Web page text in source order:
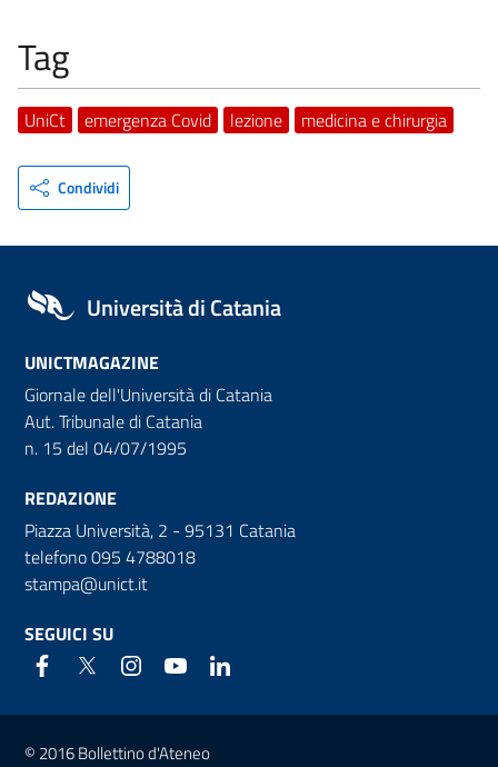
Tag
UniCt emergenza Covid lezione medicina e chirurgia
Condividi
Università di Catania
UNICTMAGAZINE
Giornale dell'Università di Catania
Aut. Tribunale di Catania
n. 15 del 04/07/1995
REDAZIONE
Piazza Università, 2 - 95131 Catania
telefono 095 4788018
stampa@unict.it
SEGUICI SU
Link e informazioni utili
© 2016 Bollettino d'Ateneo